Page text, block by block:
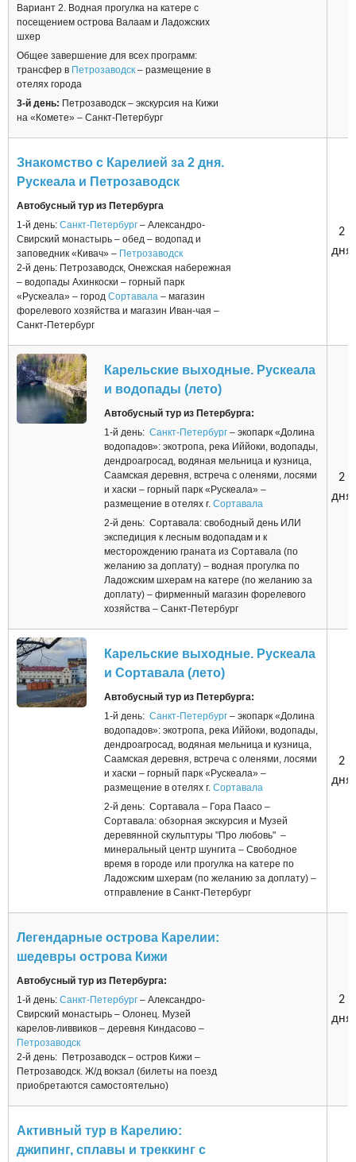
Вариант 2. Водная прогулка на катере с
посещением острова Валаам и Ладожских
шхер
Общее завершение для всех программ:
трансфер в Петрозаводск – размещение в
отелях города
3-й день: Петрозаводск – экскурсия на Кижи
на «Комете» – Санкт-Петербург
Знакомство с Карелией за 2 дня.
Рускеала и Петрозаводск
Автобусный тур из Петербурга
1-й день: Санкт-Петербург – Александро-
Свирский монастырь – обед – водопад и
заповедник «Кивач» – Петрозаводск
2-й день: Петрозаводск, Онежская набережная
– водопады Ахинкоски – горный парк
«Рускеала» – город Сортавала – магазин
форелевого хозяйства и магазин Иван-чая –
Санкт-Петербург
2
дня
Карельские выходные. Рускеала
и водопады (лето)
Автобусный тур из Петербурга:
1-й день: Санкт-Петербург – экопарк «Долина
водопадов»: экотропа, река Иййоки, водопады,
дендроагросад, водяная мельница и кузница,
Саамская деревня, встреча с оленями, лосями
и хаски – горный парк «Рускеала» –
размещение в отелях г. Сортавала
2-й день: Сортавала: свободный день ИЛИ
экспедиция к лесным водопадам и к
месторождению граната из Сортавала (по
желанию за доплату) – водная прогулка по
Ладожским шхерам на катере (по желанию за
доплату) – фирменный магазин форелевого
хозяйства – Санкт-Петербург
2
дня
Карельские выходные. Рускеала
и Сортавала (лето)
Автобусный тур из Петербурга:
1-й день: Санкт-Петербург – экопарк «Долина
водопадов»: экотропа, река Иййоки, водопады,
дендроагросад, водяная мельница и кузница,
Саамская деревня, встреча с оленями, лосями
и хаски – горный парк «Рускеала» –
размещение в отелях г. Сортавала
2-й день: Сортавала – Гора Паасо –
Сортавала: обзорная экскурсия и Музей
деревянной скульптуры "Про любовь" –
минеральный центр шунгита – Свободное
время в городе или прогулка на катере по
Ладожским шхерам (по желанию за доплату) –
отправление в Санкт-Петербург
2
дня
Легендарные острова Карелии:
шедевры острова Кижи
Автобусный тур из Петербурга:
1-й день: Санкт-Петербург – Александро-
Свирский монастырь – Олонец. Музей
карелов-ливвиков – деревня Киндасово –
Петрозаводск
2-й день: Петрозаводск – остров Кижи –
Петрозаводск. Ж/д вокзал (билеты на поезд
приобретаются самостоятельно)
2
дня
Активный тур в Карелию:
джипинг, сплавы и треккинг с